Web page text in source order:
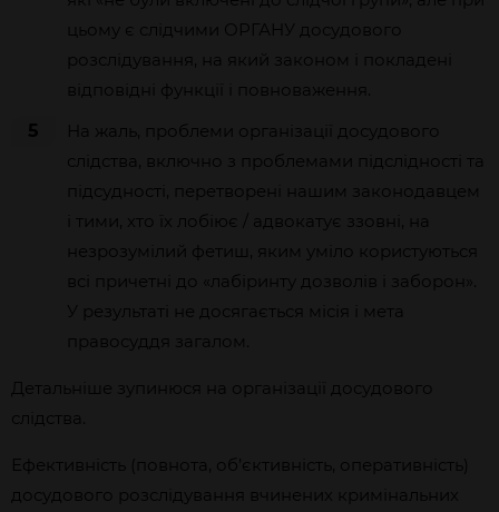
цьому є слідчими ОРГАНУ досудового
розслідування, на який законом і покладені
відповідні функції і повноваження.
5
На жаль, проблеми організації досудового
слідства, включно з проблемами підслідності та
підсудності, перетворені нашим законодавцем
і тими, хто їх лобіює / адвокатує ззовні, на
незрозумілий фетиш, яким уміло користуються
всі причетні до «лабіринту дозволів і заборон».
У результаті не досягається місія і мета
правосуддя загалом.
Детальніше зупинюся на організації досудового
слідства.
Ефективність (повнота, об’єктивність, оперативність)
досудового розслідування вчинених кримінальних